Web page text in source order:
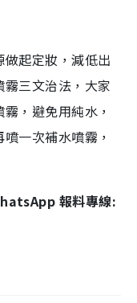
起定妝，減低出
三文治法，大家
，避免用純水，
一次補水噴霧，
報料專線: